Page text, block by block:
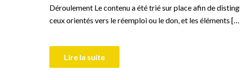
Déroulement Le contenu a été trié sur place afin de
ceux orientés vers le réemploi ou le don, et les éléments
Lire la suite